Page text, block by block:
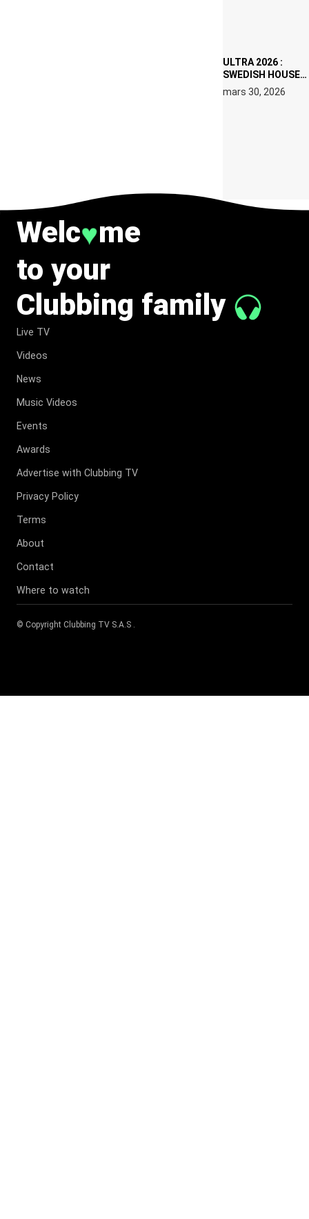
ULTRA 2026 :
SWEDISH HOUSE
MAFIA RETROUVE
ERIC PRYDZ DANS
mars 30, 2026
Welc♥me
to your
Clubbing family
Live TV
Videos
News
Music Videos
Events
Awards
Advertise with Clubbing TV
Privacy Policy
Terms
About
Contact
Where to watch
© Copyright Clubbing TV S.A.S .